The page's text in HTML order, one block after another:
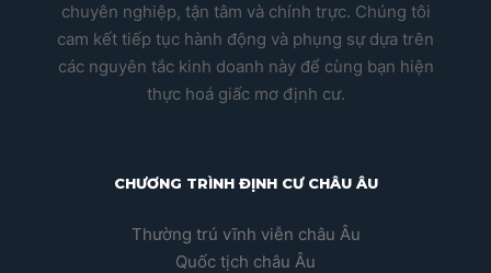
chuyên nghiệp, tận tâm và chính trực. Chúng tôi
cam kết tiếp tục hành động và phụng sự dựa trên
các nguyên tắc kinh doanh này để cùng bạn hiện
thực hoá giấc mơ định cư.
CHƯƠNG TRÌNH ĐỊNH CƯ CHÂU ÂU
Thường trú vĩnh viễn châu Âu
Quốc tịch châu Âu